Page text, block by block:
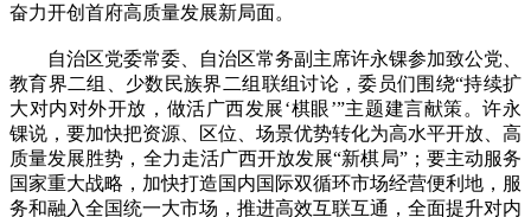
奋力开创首府高质量发展新局面。
自治区党委常委、自治区常务副主席许永锞参加致公党、
教育界二组、少数民族界二组联组讨论，委员们围绕“持续扩
大对内对外开放，做活广西发展‘棋眼’”主题建言献策。许永
锞说，要加快把资源、区位、场景优势转化为高水平开放、高
质量发展胜势，全力走活广西开放发展“新棋局”；要主动服务
国家重大战略，加快打造国内国际双循环市场经营便利地，服
务和融入全国统一大市场，推进高效互联互通，全面提升对内